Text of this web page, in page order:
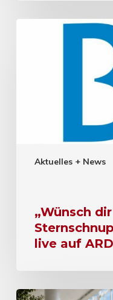
Aktuelles + News
„Wünsch
live auf